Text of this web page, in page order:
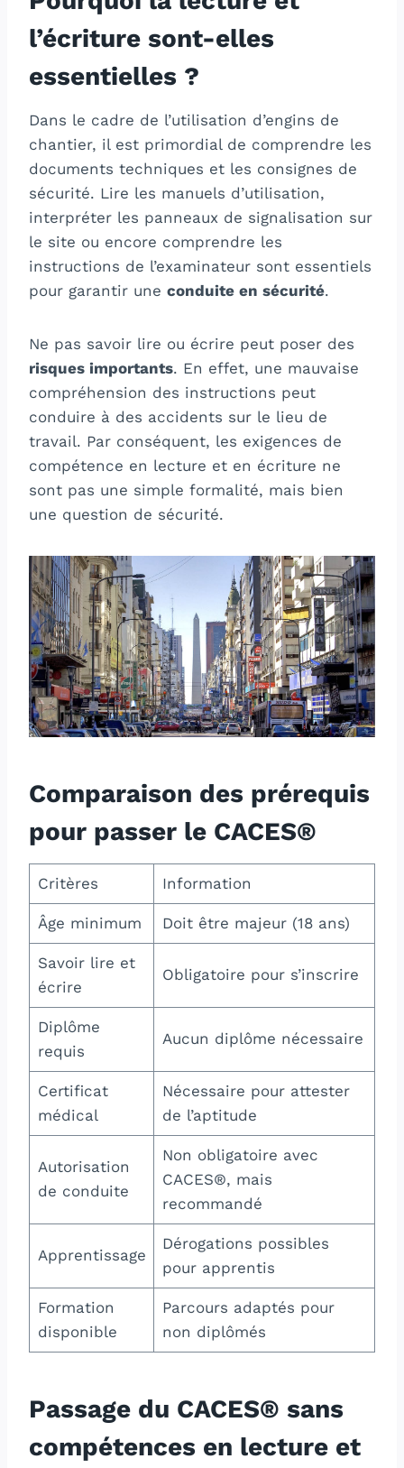
l’écriture sont-elles
essentielles ?
Dans le cadre de l’utilisation d’engins de
chantier, il est primordial de comprendre les
documents techniques et les consignes de
sécurité. Lire les manuels d’utilisation,
interpréter les panneaux de signalisation sur
le site ou encore comprendre les
instructions de l’examinateur sont essentiels
pour garantir une conduite en sécurité.
Ne pas savoir lire ou écrire peut poser des
risques importants. En effet, une mauvaise
compréhension des instructions peut
conduire à des accidents sur le lieu de
travail. Par conséquent, les exigences de
compétence en lecture et en écriture ne
sont pas une simple formalité, mais bien
une question de sécurité.
Comparaison des prérequis
pour passer le CACES®
Critères Information
Âge minimum Doit être majeur (18 ans)
Savoir lire et
écrire
Obligatoire pour s’inscrire
Diplôme
requis
Aucun diplôme nécessaire
Certificat
médical
Nécessaire pour attester
de l’aptitude
Autorisation
de conduite
Non obligatoire avec
CACES®, mais
recommandé
Apprentissage
Dérogations possibles
pour apprentis
Formation
disponible
Parcours adaptés pour
non diplômés
Passage du CACES® sans
compétences en lecture et